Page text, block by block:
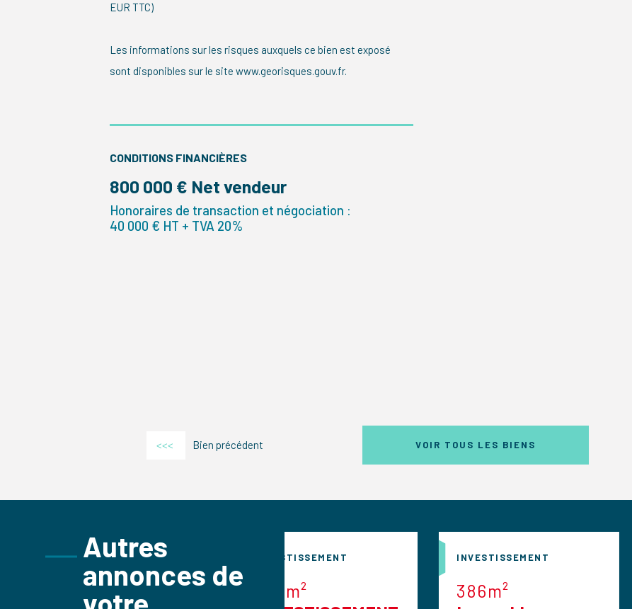
EUR TTC)
Les informations sur les risques auxquels ce bien est exposé
sont disponibles sur le site www.georisques.gouv.fr.
CONDITIONS FINANCIÈRES
800 000 € Net vendeur
Honoraires de transaction et négociation :
40 000 € HT + TVA 20%
<<< Bien précédent VOIR TOUS LES BIENS
Autres
annonces de
INVESTISSEMENT
248m²